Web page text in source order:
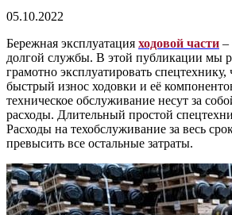
05.10.2022
Бережная эксплуатация ходовой части –
долгой службы. В этой публикации мы
грамотно эксплуатировать
быстрый износ ходовки и её
техническое обслуживание несут за
расходы. Длительный простой
Расходы на техобслуживание за весь
превысить все остальные затраты.